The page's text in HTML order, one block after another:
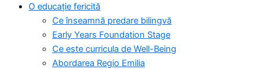
O educație fericită
Ce înseamnă predare bilingvă
Early Years Foundation Stage
Ce este curricula de Well-Being
Abordarea Regio Emilia